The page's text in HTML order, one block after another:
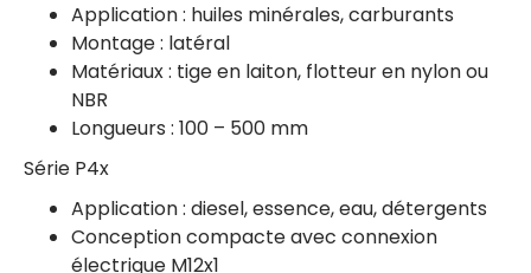
Application : huiles minérales, carburants
Montage : latéral
Matériaux : tige en laiton, flotteur en nylon ou
NBR
Longueurs : 100 – 500 mm
Série P4x
Application : diesel, essence, eau, détergents
Conception compacte avec connexion
électrique M12x1